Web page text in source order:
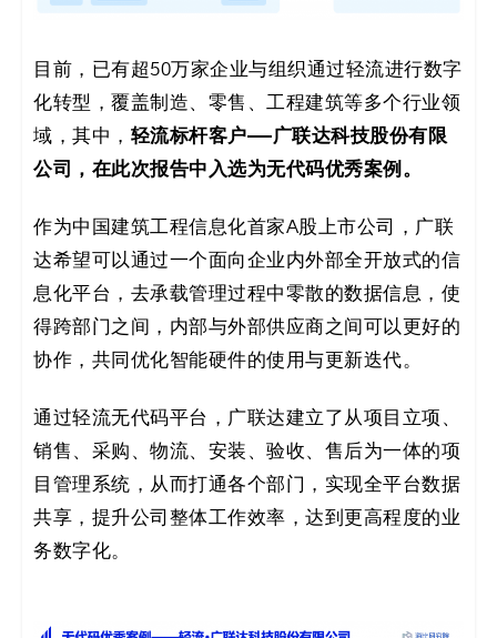
目前，已有超50万家企业与组织通过轻流进行数字
化转型，覆盖制造、零售、工程建筑等多个行业领
域，其中， 轻流标杆客户——广联达科技股份有限
公司，在此次报告中入选为无代码优秀案例。
作为中国建筑工程信息化首家A股上市公司，广联
达希望可以通过一个面向企业内外部全开放式的信
息化平台，去承载管理过程中零散的数据信息，使
得跨部门之间，内部与外部供应商之间可以更好的
协作，共同优化智能硬件的使用与更新迭代。
通过轻流无代码平台，广联达建立了从项目立项、
销售、采购、物流、安装、验收、售后为一体的项
目管理系统，从而打通各个部门，实现全平台数据
共享，提升公司整体工作效率，达到更高程度的业
务数字化。